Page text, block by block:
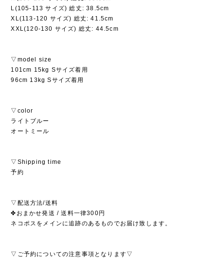
L(105-113 サイズ) 総丈: 38.5cm
XL(113-120 サイズ) 総丈: 41.5cm
XXL(120-130 サイズ) 総丈: 44.5cm
▽model size
101cm 15kg Sサイズ着用
96cm 13kg Sサイズ着用
▽color
ライトブルー
オートミール
▽Shipping time
予約
▽配送方法/送料
✤おまかせ発送 / 送料一律300円
ネコポスをメインに追跡のあるものでお届け致します。
▽ご予約についての注意事項となります▽